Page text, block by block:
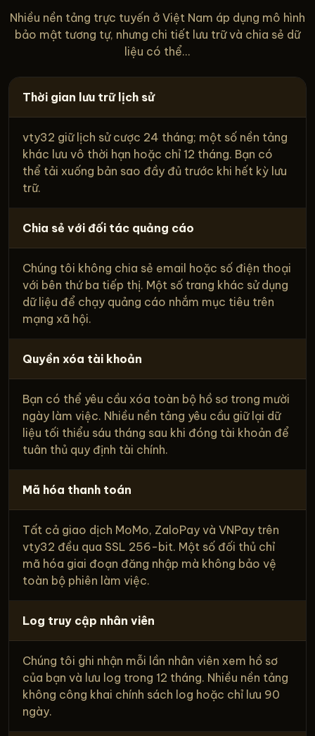
Nhiều nền tảng trực tuyến ở Việt Nam áp dụng mô hình
bảo mật tương tự, nhưng chi tiết lưu trữ và chia sẻ dữ
liệu có thể...
Thời gian lưu trữ lịch sử
vty32 giữ lịch sử cược 24 tháng; một số nền tảng
khác lưu vô thời hạn hoặc chỉ 12 tháng. Bạn có
thể tải xuống bản sao đầy đủ trước khi hết kỳ lưu
trữ.
Chia sẻ với đối tác quảng cáo
Chúng tôi không chia sẻ email hoặc số điện thoại
với bên thứ ba tiếp thị. Một số trang khác sử dụng
dữ liệu để chạy quảng cáo nhắm mục tiêu trên
mạng xã hội.
Quyền xóa tài khoản
Bạn có thể yêu cầu xóa toàn bộ hồ sơ trong mười
ngày làm việc. Nhiều nền tảng yêu cầu giữ lại dữ
liệu tối thiểu sáu tháng sau khi đóng tài khoản để
tuân thủ quy định tài chính.
Mã hóa thanh toán
Tất cả giao dịch MoMo, ZaloPay và VNPay trên
vty32 đều qua SSL 256-bit. Một số đối thủ chỉ
mã hóa giai đoạn đăng nhập mà không bảo vệ
toàn bộ phiên làm việc.
Log truy cập nhân viên
Chúng tôi ghi nhận mỗi lần nhân viên xem hồ sơ
của bạn và lưu log trong 12 tháng. Nhiều nền tảng
không công khai chính sách log hoặc chỉ lưu 90
ngày.